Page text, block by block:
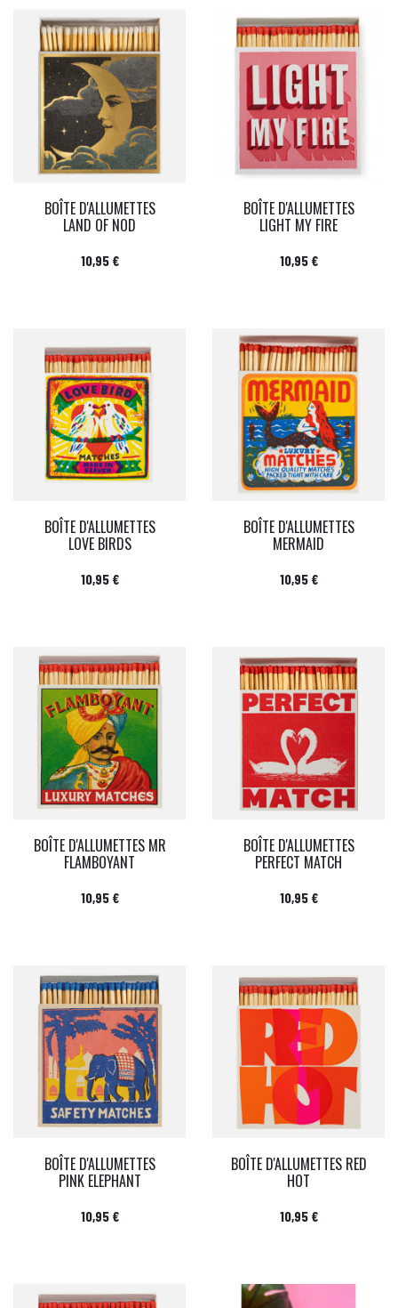
BOÎTE D'ALLUMETTES
LAND OF NOD
Prix
10,95 €
BOÎTE D'ALLUMETTES
LIGHT MY FIRE
Prix
10,95 €
BOÎTE D'ALLUMETTES
LOVE BIRDS
Prix
10,95 €
BOÎTE D'ALLUMETTES
MERMAID
Prix
10,95 €
BOÎTE D'ALLUMETTES MR
FLAMBOYANT
Prix
10,95 €
BOÎTE D'ALLUMETTES
PERFECT MATCH
Prix
10,95 €
BOÎTE D'ALLUMETTES
PINK ELEPHANT
Prix
10,95 €
BOÎTE D'ALLUMETTES RED
HOT
Prix
10,95 €